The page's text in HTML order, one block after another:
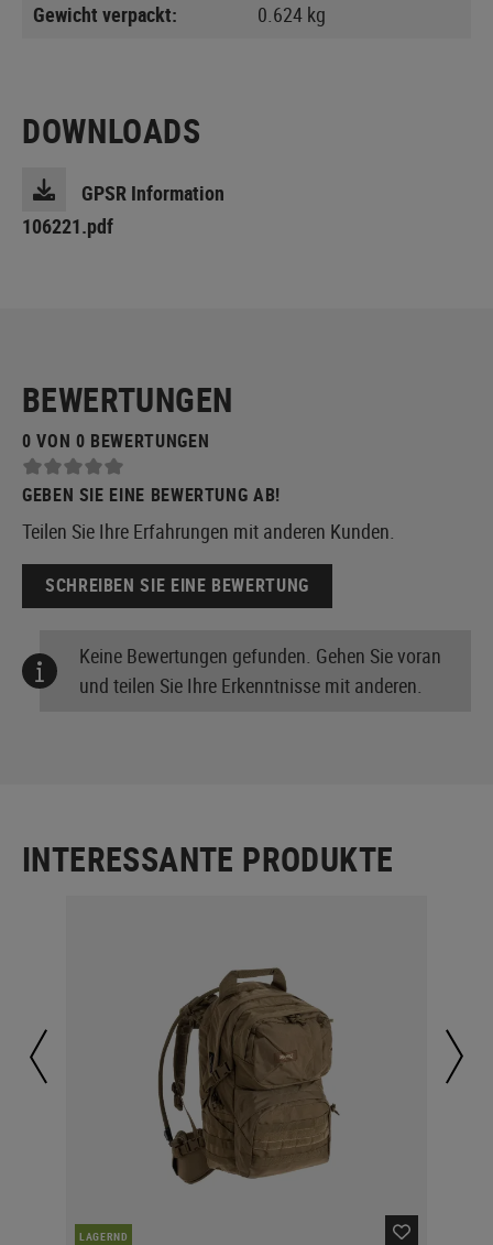
Gewicht verpackt: 0.624 kg
DOWNLOADS
GPSR Information
106221.pdf
BEWERTUNGEN
0 VON 0 BEWERTUNGEN
GEBEN SIE EINE BEWERTUNG AB!
Teilen Sie Ihre Erfahrungen mit anderen Kunden.
SCHREIBEN SIE EINE BEWERTUNG
Keine Bewertungen gefunden. Gehen Sie voran
und teilen Sie Ihre Erkenntnisse mit anderen.
INTERESSANTE PRODUKTE
LAGERND